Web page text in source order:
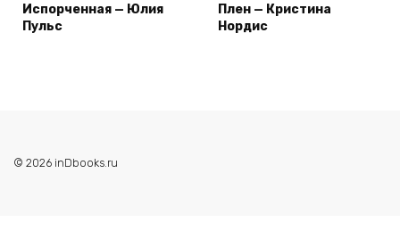
Испорченная — Юлия
Пульс
Плен — Кристина
Нордис
© 2026 inDbooks.ru